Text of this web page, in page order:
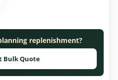
replenishment?
Bulk Quote